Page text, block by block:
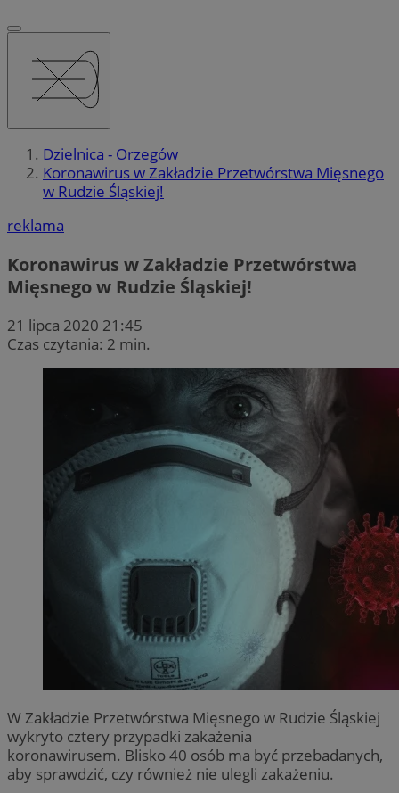
Dzielnica - Orzegów
Koronawirus w Zakładzie Przetwórstwa Mięsnego
w Rudzie Śląskiej!
reklama
Koronawirus w Zakładzie Przetwórstwa
Mięsnego w Rudzie Śląskiej!
21 lipca 2020 21:45
Czas czytania: 2 min.
W Zakładzie Przetwórstwa Mięsnego w Rudzie Śląskiej
wykryto cztery przypadki zakażenia
koronawirusem. Blisko 40 osób ma być przebadanych,
aby sprawdzić, czy również nie ulegli zakażeniu.